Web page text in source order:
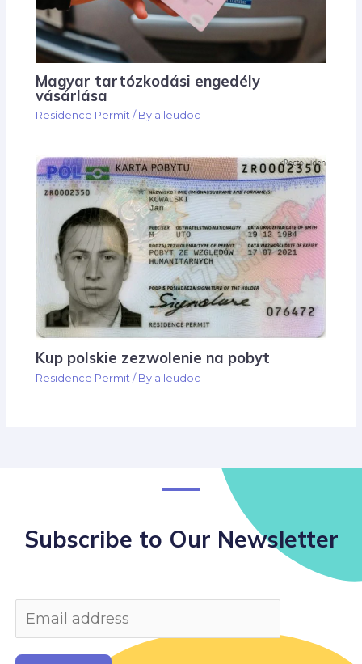
Magyar tartózkodási engedély
vásárlása
Residence Permit / By alleudoc
Kup polskie zezwolenie na pobyt
Residence Permit / By alleudoc
Subscribe to Our Newsletter